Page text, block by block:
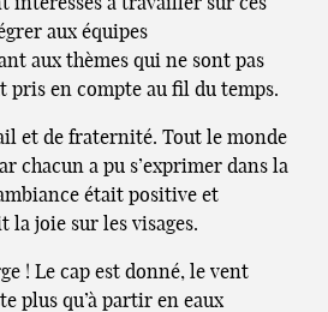
aux équipes
aux thèmes qui ne sont pas
en compte au fil du temps.
et de fraternité. Tout le monde
chacun a pu s’exprimer dans la
était positive et
joie sur les visages.
! Le cap est donné, le vent
plus qu’à partir en eaux